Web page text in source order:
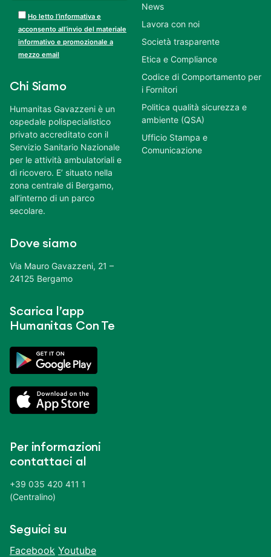
Ho letto l’informativa e
acconsento all’invio del materiale
informativo e promozionale a
mezzo email
Chi Siamo
Humanitas Gavazzeni è un
ospedale polispecialistico
privato accreditato con il
Servizio Sanitario Nazionale
per le attività ambulatoriali e
di ricovero. E’ situato nella
zona centrale di Bergamo,
all’interno di un parco
secolare.
Dove siamo
Via Mauro Gavazzeni, 21 –
24125 Bergamo
Scarica l’app
Humanitas Con Te
Per informazioni
contattaci al
+39 035 420 411 1
(Centralino)
Seguici su
Facebook Youtube
News
Lavora con noi
Società trasparente
Etica e Compliance
Codice di Comportamento per
i Fornitori
Politica qualità sicurezza e
ambiente (QSA)
Ufficio Stampa e
Comunicazione